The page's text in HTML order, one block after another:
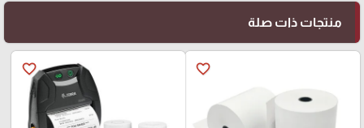
منتجات ذات صلة
favorite_border
favorite_border